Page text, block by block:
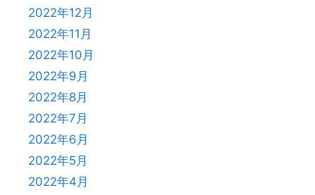
2022年12月
2022年11月
2022年10月
2022年9月
2022年8月
2022年7月
2022年6月
2022年5月
2022年4月